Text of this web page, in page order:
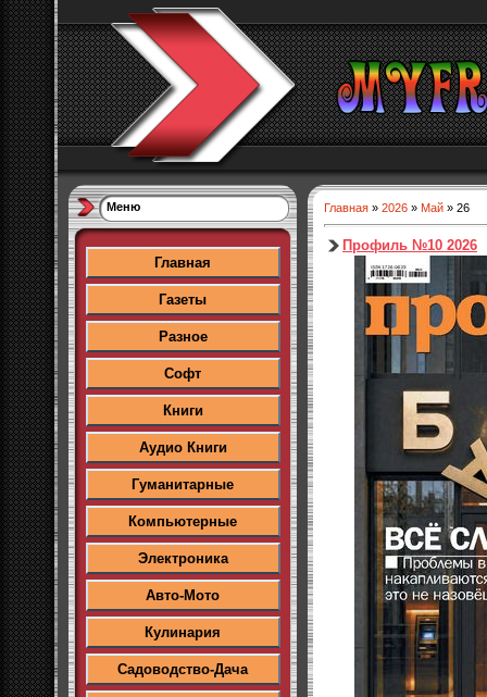
Меню
Главная
Газеты
Разное
Софт
Книги
Аудио Книги
Гуманитарные
Компьютерные
Электроника
Авто-Мото
Кулинария
Садоводство-Дача
Главная » 2026 » Май » 26
Профиль №10 2026